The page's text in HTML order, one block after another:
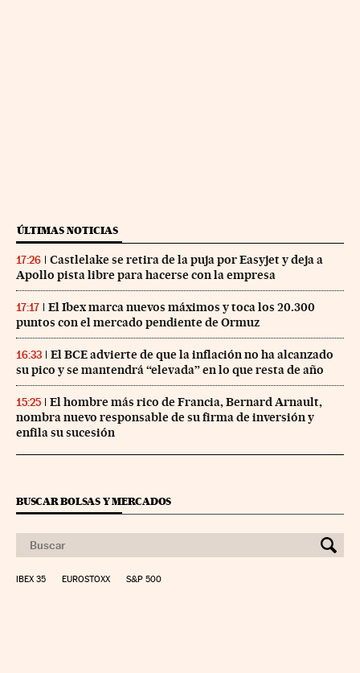
ÚLTIMAS NOTICIAS
17:26
Castlelake se retira de la puja por Easyjet y deja a
Apollo pista libre para hacerse con la empresa
17:17
El Ibex marca nuevos máximos y toca los 20.300
puntos con el mercado pendiente de Ormuz
16:33
El BCE advierte de que la inflación no ha alcanzado
su pico y se mantendrá “elevada” en lo que resta de año
15:25
El hombre más rico de Francia, Bernard Arnault,
nombra nuevo responsable de su firma de inversión y
enfila su sucesión
BUSCAR BOLSAS Y MERCADOS
IBEX 35 EUROSTOXX S&P 500